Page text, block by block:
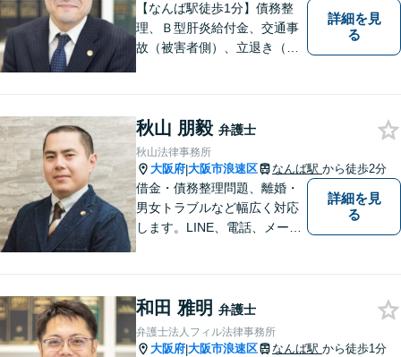
【なんば駅徒歩1分】債務整
理、Ｂ型肝炎給付金、交通事
故（被害者側）、立退き（借
連絡ください！
詳細を見
る
秋山 朋毅 弁護士
秋山法律事務所
大阪府|大阪市浪速区 なんば駅 から徒歩2分
借金・債務整理問題、離婚・
男女トラブルなど幅広く対応
します。LINE、電話、メー
をできるだけ少なく！相談し
やすい環境づくりに努め、納
得できる解決を目指します！
詳細を見
る
和田 雅明 弁護士
弁護士法人フィル法律事務所
大阪府|大阪市浪速区 なんば駅 から徒歩1分